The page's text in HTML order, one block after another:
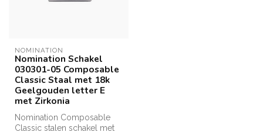
NOMINATION
Nomination Schakel
030301-05 Composable
Classic Staal met 18k
Geelgouden letter E
met Zirkonia
Nomination Composable
Classic stalen schakel met